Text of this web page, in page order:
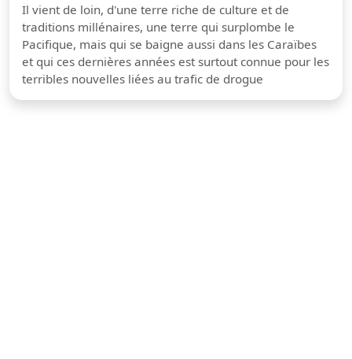
Il vient de loin, d'une terre riche de culture et de
traditions millénaires, une terre qui surplombe le
Pacifique, mais qui se baigne aussi dans les Caraïbes
et qui ces dernières années est surtout connue pour les
terribles nouvelles liées au trafic de drogue